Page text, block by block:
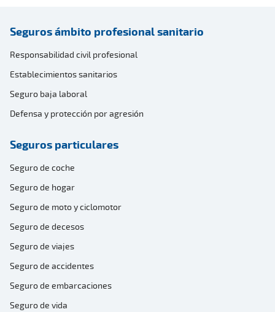
Seguros ámbito profesional sanitario
Responsabilidad civil profesional
Establecimientos sanitarios
Seguro baja laboral
Defensa y protección por agresión
Seguros particulares
Seguro de coche
Seguro de hogar
Seguro de moto y ciclomotor
Seguro de decesos
Seguro de viajes
Seguro de accidentes
Seguro de embarcaciones
Seguro de vida